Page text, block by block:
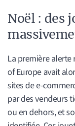
Noël : des
La première alerte
of Europe avait
sites de e-
par des vendeurs
ou en dehors, et